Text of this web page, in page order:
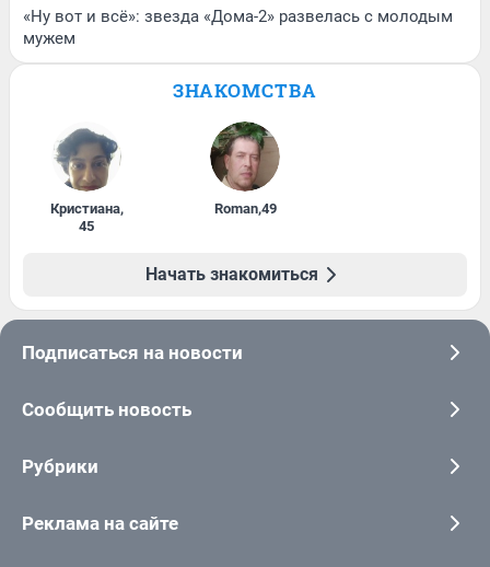
«Ну вот и всё»: звезда «Дома-2» развелась с молодым
мужем
ЗНАКОМСТВА
Кристиана,
45
Roman,49
Начать знакомиться
Подписаться на новости
Сообщить новость
Рубрики
Реклама на сайте